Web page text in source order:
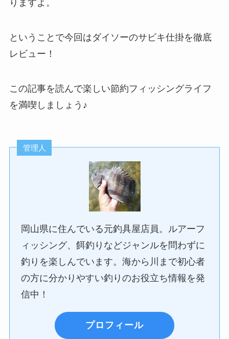
りますよ。
ということで今回はダイソーのサビキ仕掛を徹底
レビュー！
この記事を読んで楽しい節約フィッシングライフ
を満喫しましょう♪
管理人
岡山県に住んでいる元釣具屋店員。ルアーフ
ィッシング、餌釣りなどジャンルを問わずに
釣りを楽しんでいます。海から川まで初心者
の方に分かりやすい釣りのお役立ち情報を発
信中！
プロフィール